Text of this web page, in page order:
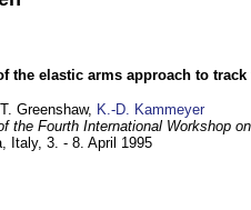
the elastic arms approach to
Greenshaw, K.-D. Kammeyer
the Fourth International Workshop
Italy, 3. - 8. April 1995